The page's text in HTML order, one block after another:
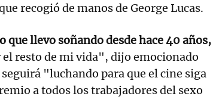
recogió de manos de George Lucas.
que llevo soñando desde hace 40 años,
el resto de mi vida", dijo emocionado
"luchando para que el cine siga
a todos los trabajadores del sexo